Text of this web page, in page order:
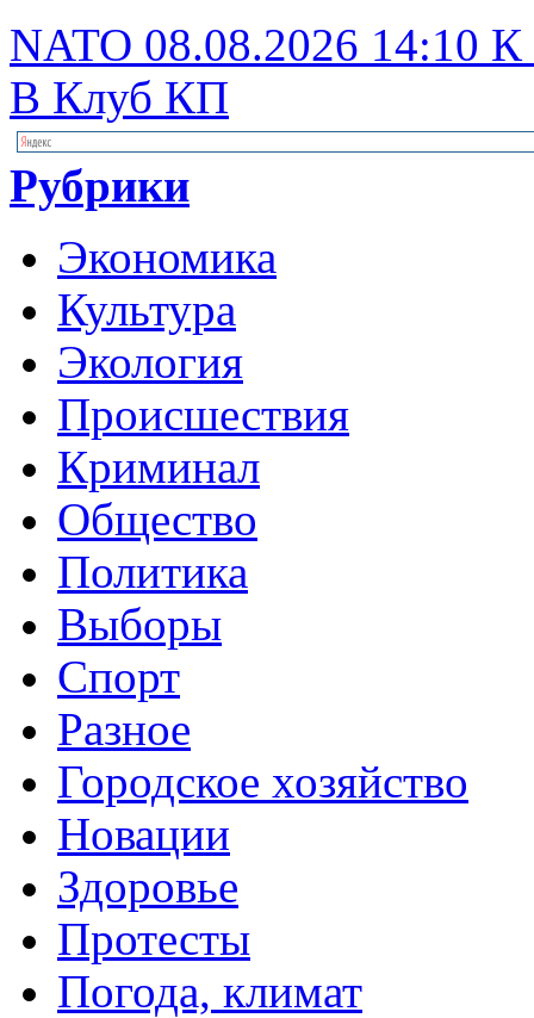
NATO 08.08.2026 14:10
В Клуб КП
Рубрики
Экономика
Культура
Экология
Происшествия
Криминал
Общество
Политика
Выборы
Спорт
Разное
Городское хозяйство
Новации
Здоровье
Протесты
Погода, климат